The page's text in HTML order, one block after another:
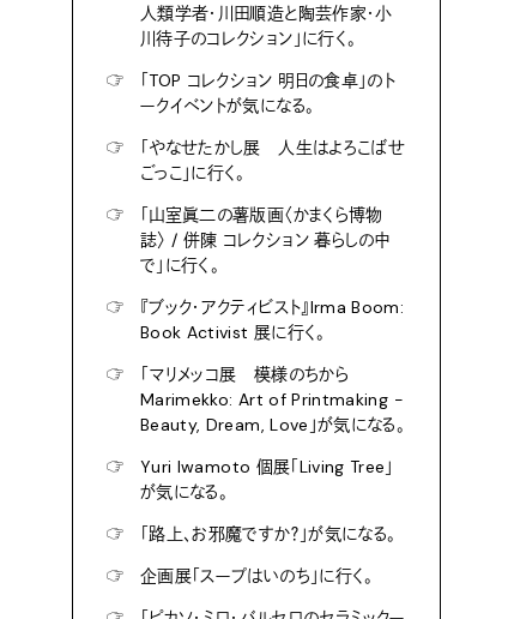
人類学者・川田順造と陶芸作家・小
川待子のコレクション」に行く。
☞
「TOP コレクション 明日の食卓」のト
ークイベントが気になる。
☞
「やなせたかし展 人生はよろこばせ
ごっこ」に行く。
☞
「山室眞二の薯版画〈かまくら博物
誌〉 / 併陳 コレクション 暮らしの中
で」に行く。
☞
『ブック・アクティビスト』Irma Boom:
Book Activist 展に行く。
☞
「マリメッコ展 模様のちから
Marimekko: Art of Printmaking -
Beauty, Dream, Love」が気になる。
☞
Yuri Iwamoto 個展「Living Tree」
が気になる。
☞
「路上、お邪魔ですか？」が気になる。
☞
企画展「スープはいのち」に行く。